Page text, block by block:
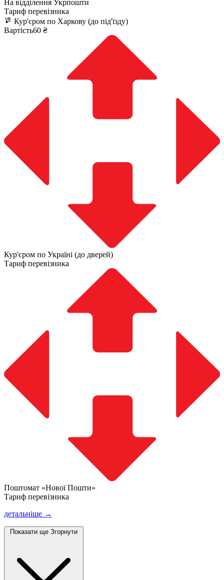
На відділення Укрпошти
Тариф перевізника
Кур'єром по Харкову (до під'їзду)
Вартість60 ₴
Кур'єром по Україні (до дверей)
Тариф перевізника
Поштомат «Нової Пошти»
Тариф перевізника
детальніше →
Показати ще Згорнути